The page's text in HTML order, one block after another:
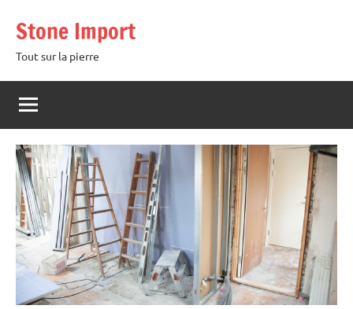
contenu
Stone Import
Tout sur la pierre